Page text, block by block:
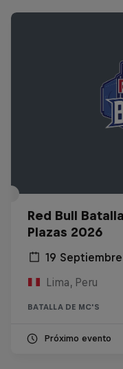
Red Bull
Plazas 2026
19
Lima, Peru
BATALLA DE MC'S
Próximo evento